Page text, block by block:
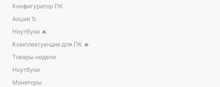
Конфигуратор ПК
Акции %
Ноутбуки 🔥
Комплектующие для ПК 🔥
Товары недели
Ноутбуки
Мониторы